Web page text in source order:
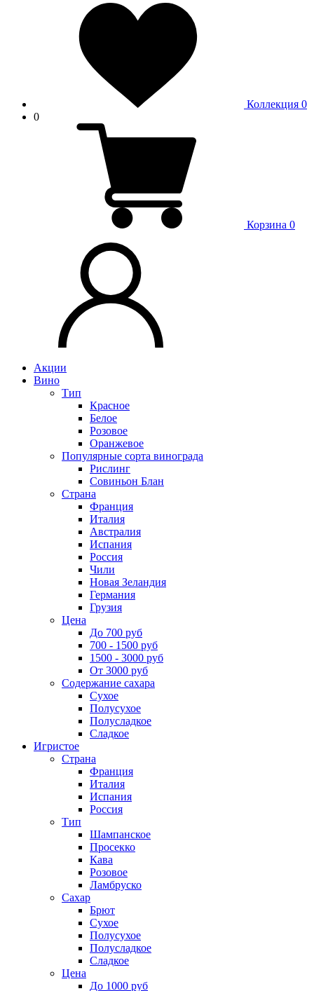
Коллекция 0
0
Корзина 0
Акции
Вино
Тип
Красное
Белое
Розовое
Оранжевое
Популярные сорта винограда
Рислинг
Совиньон Блан
Страна
Франция
Италия
Австралия
Испания
Россия
Чили
Новая Зеландия
Германия
Грузия
Цена
До 700 руб
700 - 1500 руб
1500 - 3000 руб
От 3000 руб
Содержание сахара
Сухое
Полусухое
Полусладкое
Сладкое
Игристое
Страна
Франция
Италия
Испания
Россия
Тип
Шампанское
Просекко
Кава
Розовое
Ламбруско
Сахар
Брют
Сухое
Полусухое
Полусладкое
Сладкое
Цена
До 1000 руб